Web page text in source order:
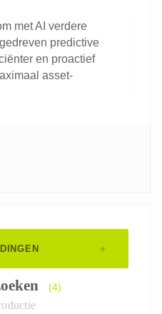
met AI verdere
predictive
en proactief
asset-
(4)